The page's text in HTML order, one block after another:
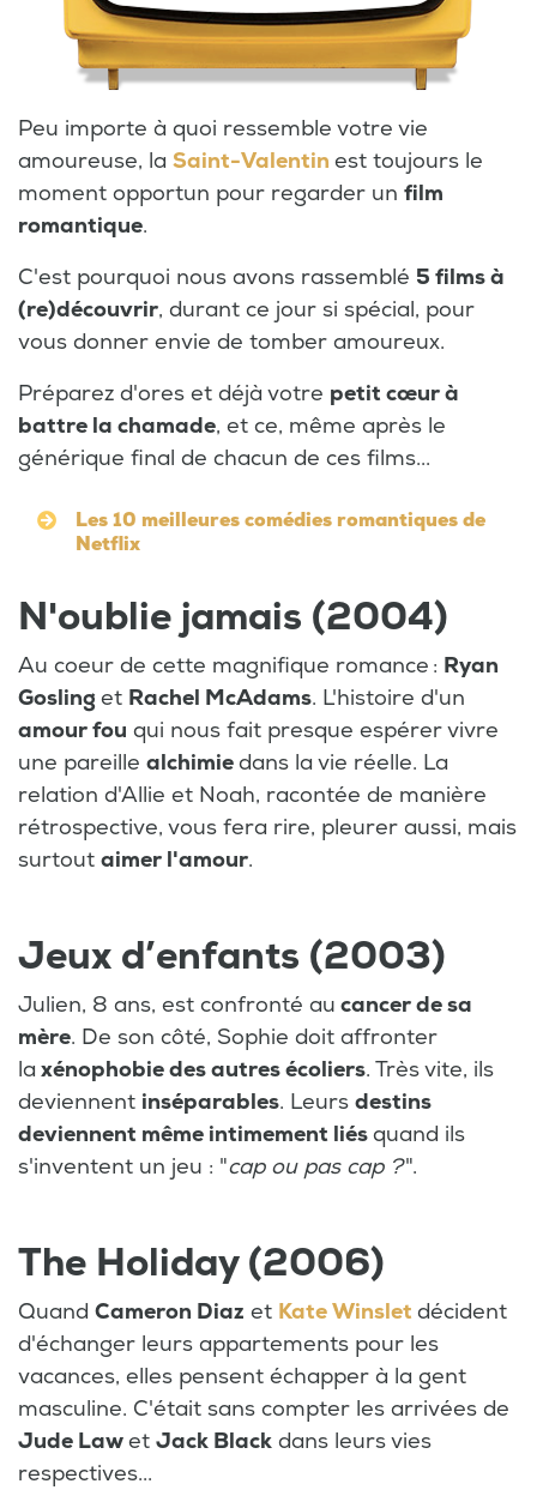
Peu importe à quoi ressemble votre vie
amoureuse, la Saint-Valentin est toujours le
moment opportun pour regarder un film
romantique.
C'est pourquoi nous avons rassemblé 5 films à
(re)découvrir, durant ce jour si spécial, pour
vous donner envie de tomber amoureux.
Préparez d'ores et déjà votre petit cœur à
battre la chamade, et ce, même après le
générique final de chacun de ces films...
Les 10 meilleures comédies romantiques de
Netflix
N'oublie jamais (2004)
Au coeur de cette magnifique romance : Ryan
Gosling et Rachel McAdams. L'histoire d'un
amour fou qui nous fait presque espérer vivre
une pareille alchimiedans la vie réelle. La
relation d'Allie et Noah, racontée de manière
rétrospective, vous fera rire, pleurer aussi, mais
surtout aimer l'amour.
Jeux d’enfants (2003)
Julien, 8 ans, est confronté au cancer de sa
mère. De son côté, Sophie doit affronter
la xénophobie des autres écoliers. Très vite, ils
deviennent inséparables. Leurs destins
deviennent même intimement liésquand ils
s'inventent un jeu : "cap ou pas cap ?".
The Holiday (2006)
Quand Cameron Diaz et Kate Winslet décident
d'échanger leurs appartements pour les
vacances, elles pensent échapper à la gent
masculine. C'était sans compter les arrivées de
Jude Lawet Jack Black dans leurs vies
respectives...